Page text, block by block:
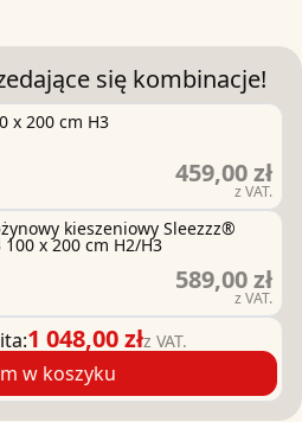
się kombinacje!
x 200 cm H3
459,00 zł
z VAT.
kieszeniowy Sleezzz®
x 200 cm H2/H3
589,00 zł
z VAT.
1 048,00 złz VAT.
w koszyku